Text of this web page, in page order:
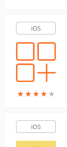
iOS
★★★★ ★
★★★★ ★
iOS